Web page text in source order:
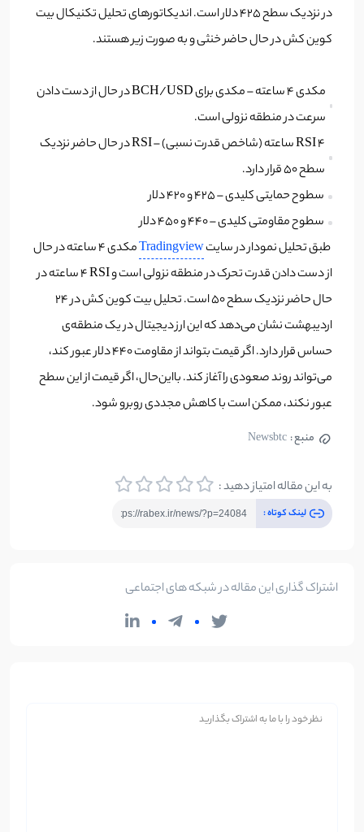
در نزدیک سطح ٤٢۵ دلار است. اندیکاتورهای تحلیل تکنیکال بیت
کوین کش در حال حاضر خنثی و به صورت زیر هستند.
مکدی ۴ ساعته – مکدی برای BCH/USD در حال از دست دادن
سرعت در منطقه نزولی است.
RSI ۴ ساعته (شاخص قدرت نسبی) – RSI در حال حاضر نزدیک
سطح ۵۰ قرار دارد.
سطوح حمایتی کلیدی – ۴۲۵ و ۴۲۰ دلار
سطوح مقاومتی کلیدی – ۴۴۰ و ۴۵۰ دلار
Tradingview
مکدی ٤ ساعته در حال
از دست دادن قدرت تحرک در منطقه نزولی است و RSI ٤ ساعته در
حال حاضر نزدیک سطح ۵٠ است. تحلیل بیت کوین کش در ٢٤
اردیبهشت نشان می‌دهد که این ارز دیجیتال در یک منطقه‌ی
حساس قرار دارد. اگر قیمت بتواند از مقاومت ٤٤٠ دلار عبور کند،
می‌تواند روند صعودی را آغاز کند. با‌این‌حال، اگر قیمت از این سطح
عبور نکند، ممکن است با کاهش مجددی روبرو شود.
منبع : Newsbtc
به این مقاله امتیاز دهید :
لینک کوتاه :
اشتراک گذاری این مقاله در شبکه های اجتماعی